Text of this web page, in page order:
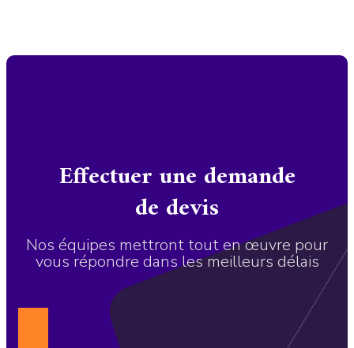
Effectuer une demande
de devis
Nos équipes mettront tout en œuvre pour
vous répondre dans les meilleurs délais